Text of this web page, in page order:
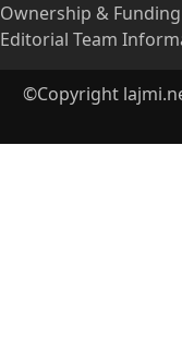
Ownership &
Editorial Team
©Copyright